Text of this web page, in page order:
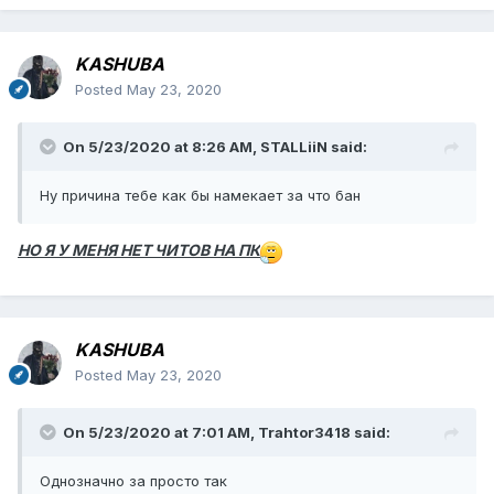
KASHUBA
Posted May 23, 2020
On 5/23/2020 at 8:26 AM, STALLiiN said:
Ну причина тебе как бы намекает за что бан
НО Я У МЕНЯ НЕТ ЧИТОВ НА ПК
KASHUBA
Posted May 23, 2020
On 5/23/2020 at 7:01 AM, Trahtor3418 said:
Однозначно за просто так